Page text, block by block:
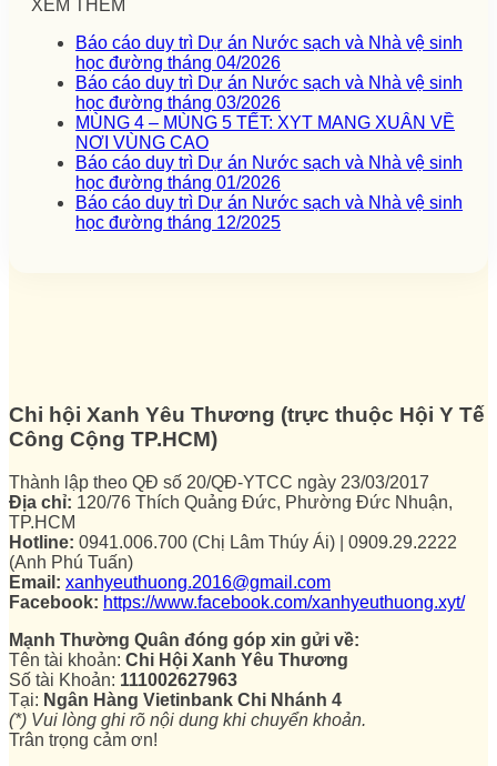
XEM THÊM
Báo cáo duy trì Dự án Nước sạch và Nhà vệ sinh
học đường tháng 04/2026
Báo cáo duy trì Dự án Nước sạch và Nhà vệ sinh
học đường tháng 03/2026
MÙNG 4 – MÙNG 5 TẾT: XYT MANG XUÂN VỀ
NƠI VÙNG CAO
Báo cáo duy trì Dự án Nước sạch và Nhà vệ sinh
học đường tháng 01/2026
Báo cáo duy trì Dự án Nước sạch và Nhà vệ sinh
học đường tháng 12/2025
Chi hội Xanh Yêu Thương (trực thuộc Hội Y Tế
Công Cộng TP.HCM)
Thành lập theo QĐ số 20/QĐ-YTCC ngày 23/03/2017
Địa chỉ: 120/76 Thích Quảng Đức, Phường Đức Nhuận,
TP.HCM
Hotline: 0941.006.700 (Chị Lâm Thúy Ái) | 0909.29.2222
(Anh Phú Tuấn)
Email: xanhyeuthuong.2016@gmail.com
Facebook: https://www.facebook.com/xanhyeuthuong.xyt/
Mạnh Thường Quân đóng góp xin gửi về:
Tên tài khoản: Chi Hội Xanh Yêu Thương
Số tài Khoản: 111002627963
Tại: Ngân Hàng Vietinbank Chi Nhánh 4
(*) Vui lòng ghi rõ nội dung khi chuyển khoản.
Trân trọng cảm ơn!